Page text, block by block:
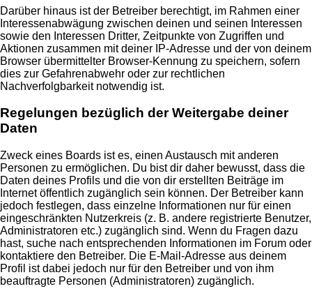
Darüber hinaus ist der Betreiber berechtigt, im Rahmen einer
Interessenabwägung zwischen deinen und seinen Interessen
sowie den Interessen Dritter, Zeitpunkte von Zugriffen und
Aktionen zusammen mit deiner IP-Adresse und der von deinem
Browser übermittelter Browser-Kennung zu speichern, sofern
dies zur Gefahrenabwehr oder zur rechtlichen
Nachverfolgbarkeit notwendig ist.
Regelungen bezüglich der Weitergabe deiner
Daten
Zweck eines Boards ist es, einen Austausch mit anderen
Personen zu ermöglichen. Du bist dir daher bewusst, dass die
Daten deines Profils und die von dir erstellten Beiträge im
Internet öffentlich zugänglich sein können. Der Betreiber kann
jedoch festlegen, dass einzelne Informationen nur für einen
eingeschränkten Nutzerkreis (z. B. andere registrierte Benutzer,
Administratoren etc.) zugänglich sind. Wenn du Fragen dazu
hast, suche nach entsprechenden Informationen im Forum oder
kontaktiere den Betreiber. Die E-Mail-Adresse aus deinem
Profil ist dabei jedoch nur für den Betreiber und von ihm
beauftragte Personen (Administratoren) zugänglich.